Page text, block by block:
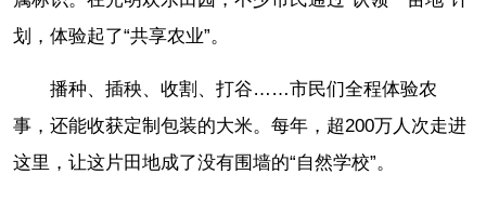
划，体验起了“共享农业”。
播种、插秧、收割、打谷……市民们全程体验农
事，还能收获定制包装的大米。每年，超200万人次走进
这里，让这片田地成了没有围墙的“自然学校”。